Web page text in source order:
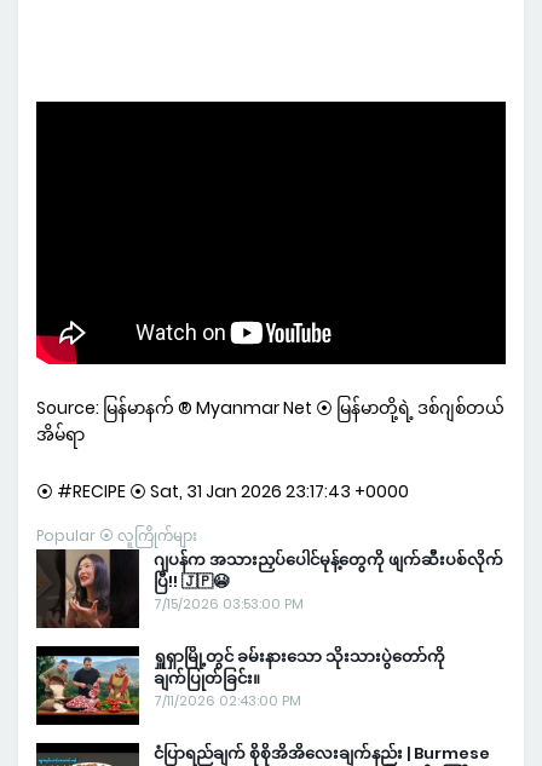
Source: မြန်မာနက် ® Myanmar Net ⦿ မြန်မာတို့ရဲ့ ဒစ်ဂျစ်တယ်
အိမ်ရာ
⦿ #RECIPE ⦿ Sat, 31 Jan 2026 23:17:43 +0000
Popular ⦿ လူကြိုက်များ
ဂျပန်က အသားညှပ်ပေါင်မုန့်တွေကို ဖျက်ဆီးပစ်လိုက်
ပြီ!! 🇯🇵😭
7/15/2026 03:53:00 PM
ရှူရှာမြို့တွင် ခမ်းနားသော သိုးသားပွဲတော်ကို
ချက်ပြုတ်ခြင်း။
7/11/2026 02:43:00 PM
ငံပြာရည်ချက် စိုစိုအိအိလေးချက်နည်း | Burmese